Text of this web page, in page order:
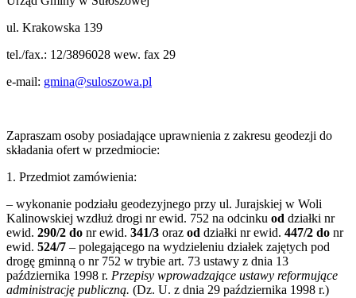
ul. Krakowska 139
tel./fax.: 12/3896028 wew. fax 29
e-mail: gmina@suloszowa.pl
Zapraszam osoby posiadające uprawnienia z zakresu geodezji do
składania ofert w przedmiocie:
1. Przedmiot zamówienia:
– wykonanie podziału geodezyjnego przy ul. Jurajskiej w Woli
Kalinowskiej wzdłuż drogi nr ewid. 752 na odcinku od działki nr
ewid. 290/2 do nr ewid. 341/3 oraz od działki nr ewid. 447/2 do nr
ewid. 524/7 – polegającego na wydzieleniu działek zajętych pod
drogę gminną o nr 752 w trybie art. 73 ustawy z dnia 13
października 1998 r. Przepisy wprowadzające ustawy reformujące
administrację publiczną. (Dz. U. z dnia 29 października 1998 r.)